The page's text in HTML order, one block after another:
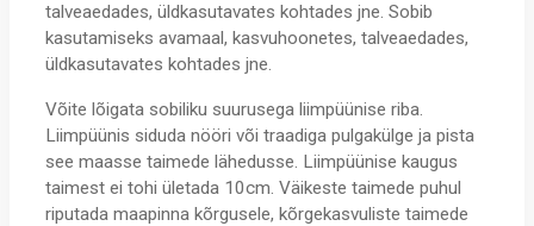
talveaedades, üldkasutavates kohtades jne. Sobib
kasutamiseks avamaal, kasvuhoonetes, talveaedades,
üldkasutavates kohtades jne.
Võite lõigata sobiliku suurusega liimpüünise riba.
Liimpüünis siduda nööri või traadiga pulgakülge ja pista
see maasse taimede lähedusse. Liimpüünise kaugus
taimest ei tohi ületada 10cm. Väikeste taimede puhul
riputada maapinna kõrgusele, kõrgekasvuliste taimede